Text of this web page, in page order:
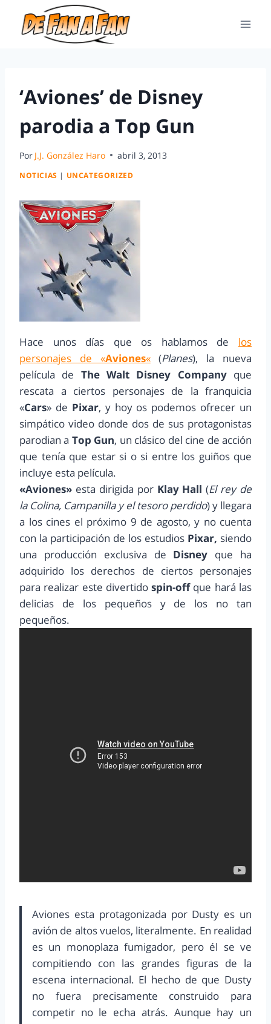
‘Aviones’ de Disney
parodia a Top Gun
Por J.J. González Haro abril 3, 2013
NOTICIAS | UNCATEGORIZED
Hace unos días que os hablamos de los
personajes de «Aviones«(Planes), la nueva
película de The Walt Disney Companyque
rescata a ciertos personajes de la franquicia
«Cars» de Pixar, y hoy os podemos ofrecer un
simpático video donde dos de sus protagonistas
parodian a Top Gun, un clásico del cine de acción
que tenía que estar si o si entre los guiños que
incluye esta película.
«Aviones» esta dirigida por Klay Hall (El rey de
la Colina, Campanilla y el tesoro perdido) y llegara
a los cines el próximo 9 de agosto, y no cuenta
con la participación de los estudios Pixar, siendo
una producción exclusiva de Disney que ha
adquirido los derechos de ciertos personajes
para realizar este divertidospin-offque hará las
delicias de los pequeños y de los no tan
pequeños.
Aviones esta protagonizada por Dusty es un
avión de altos vuelos, literalmente. En realidad
es un monoplaza fumigador, pero él se ve
compitiendo con las grandes figuras de la
escena internacional. El hecho de que Dusty
no fuera precisamente construido para
competir no le echa atrás. Aunque hay un